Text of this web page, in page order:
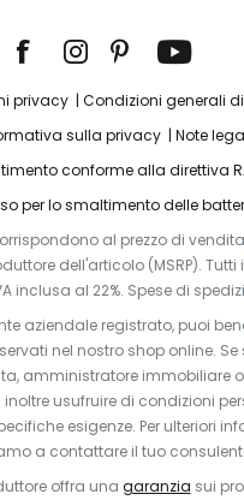
privacy
Condizioni generali
sulla privacy
Note
conforme alla direttiva
per lo smaltimento delle
al prezzo di
dell'articolo (MSRP). Tutti
inclusa al 22%. Spese di
aziendale registrato, puoi
nel nostro shop online. Se
amministratore immobiliare o
inoltre usufruire di condizioni
esigenze. Per ulteriori
a contattare il tuo
offra una garanzia sui